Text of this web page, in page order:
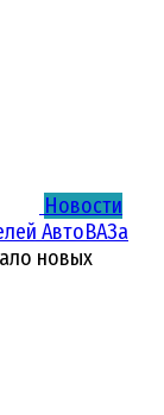
Новости
АвтоВАЗа
новых